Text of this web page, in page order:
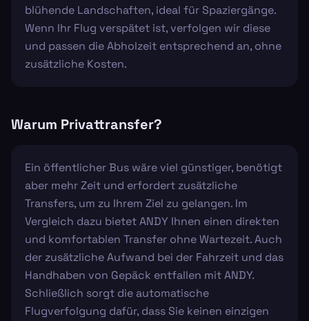
blühende Landschaften, ideal für Spaziergänge.
Wenn Ihr Flug verspätet ist, verfolgen wir diese
und passen die Abholzeit entsprechend an, ohne
zusätzliche Kosten.
Warum Privattransfer?
Ein öffentlicher Bus wäre viel günstiger, benötigt
aber mehr Zeit und erfordert zusätzliche
Transfers, um zu Ihrem Ziel zu gelangen. Im
Vergleich dazu bietet ANDY Ihnen einen direkten
und komfortablen Transfer ohne Wartezeit. Auch
der zusätzliche Aufwand bei der Fahrzeit und das
Handhaben von Gepäck entfallen mit ANDY.
Schließlich sorgt die automatische
Flugverfolgung dafür, dass Sie keinen einzigen